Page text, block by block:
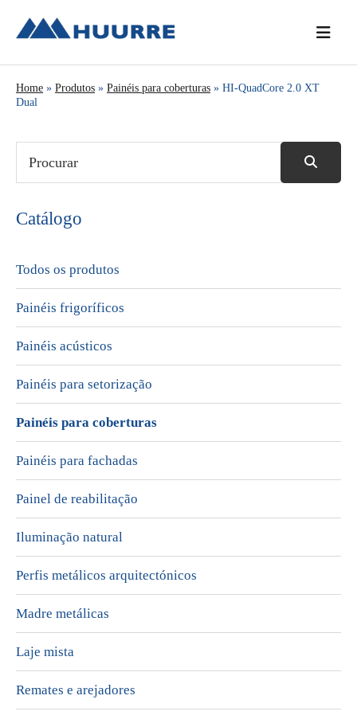
para
menu
principal
content
para
barra
lateral
Home » Produtos » Painéis para coberturas » HI-QuadCore 2.0 XT
Dual
Catálogo
Todos os produtos
Painéis frigoríficos
Painéis acústicos
Painéis para setorização
Painéis para coberturas
Painéis para fachadas
Painel de reabilitação
Iluminação natural
Perfis metálicos arquitectónicos
Madre metálicas
Laje mista
Remates e arejadores